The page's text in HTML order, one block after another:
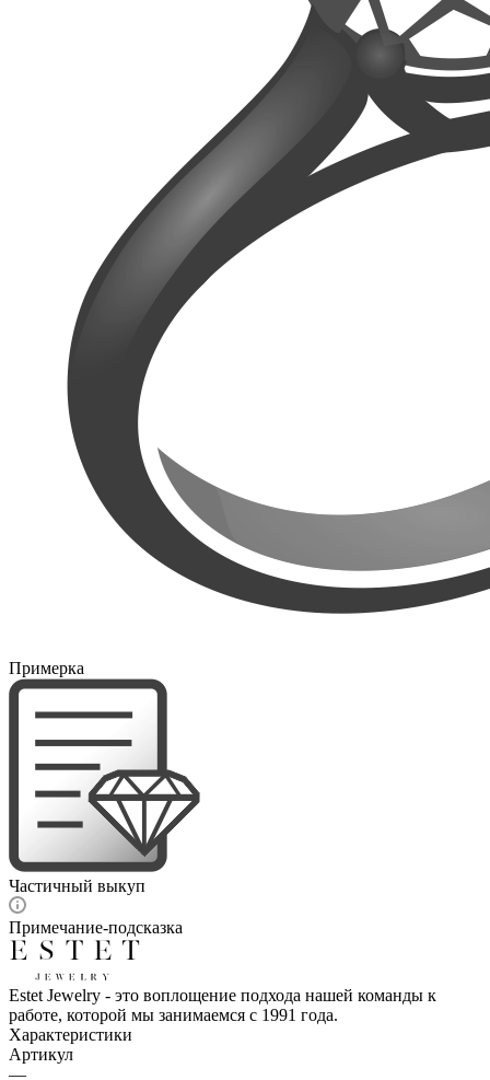
Примерка
Частичный выкуп
Примечание-подсказка
Estet Jewelry - это воплощение подхода нашей команды к
работе, которой мы занимаемся с 1991 года.
Характеристики
Артикул
—